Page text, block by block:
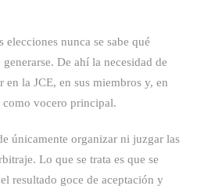
nunca se sabe qué
De ahí la necesidad de
en la JCE, en sus miembros y, en
como vocero principal.
únicamente organizar ni juzgar las
Lo que se trata es que se
resultado goce de aceptación y